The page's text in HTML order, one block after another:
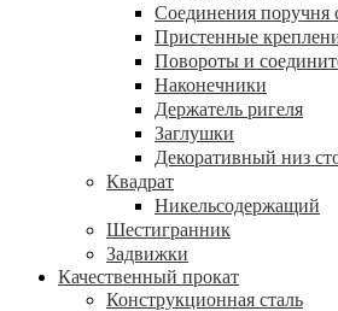
Соединения поручня
Пристенные
Повороты и
Наконечники
Держатель ригеля
Заглушки
Декоративный низ
Квадрат
Никельсодержащий
Шестигранник
Задвижки
Качественный прокат
Конструкционная сталь